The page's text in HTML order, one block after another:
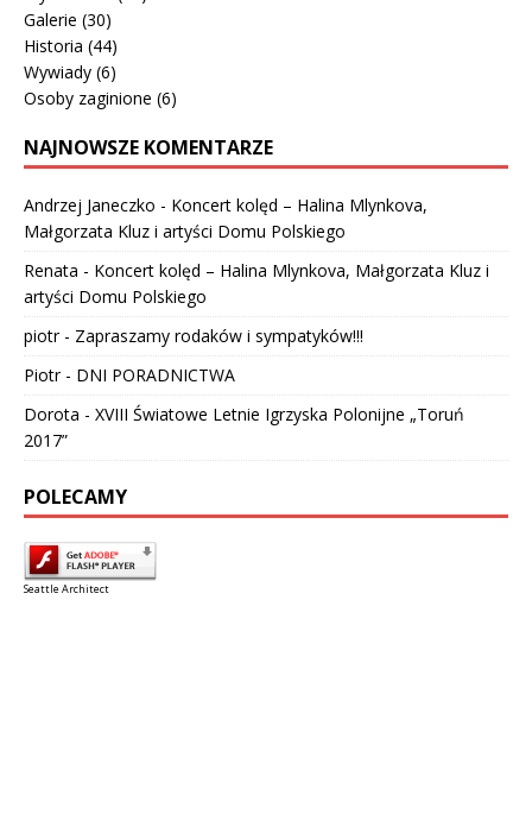
Galerie (30)
Historia (44)
Wywiady (6)
Osoby zaginione (6)
NAJNOWSZE KOMENTARZE
Andrzej Janeczko - Koncert kolęd – Halina Mlynkova,
Małgorzata Kluz i artyści Domu Polskiego
Renata - Koncert kolęd – Halina Mlynkova, Małgorzata Kluz i
artyści Domu Polskiego
piotr- Zapraszamy rodaków i sympatyków!!!
Piotr- DNI PORADNICTWA
Dorota - XVIII Światowe Letnie Igrzyska Polonijne „Toruń
2017”
POLECAMY
Seattle Architect